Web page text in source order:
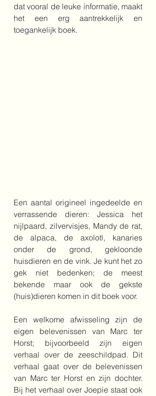
dat vooral de leuke informatie, maakt
het een erg aantrekkelijk en
toegankelijk boek.
Een aantal origineel ingedeelde en
verrassende dieren: Jessica het
nijlpaard, zilvervisjes, Mandy de rat,
de alpaca, de axolotl, kanaries
onder de grond, gekloonde
huisdieren en de vink. Je kunt het zo
gek niet bedenken; de meest
bekende maar ook de gekste
(huis)dieren komen in dit boek voor.
Een welkome afwisseling zijn de
eigen belevenissen van Marc ter
Horst; bijvoorbeeld zijn eigen
verhaal over de zeeschildpad. Dit
verhaal gaat over de belevenissen
van Marc ter Horst en zijn dochter.
Bij het verhaal over Joepie staat ook